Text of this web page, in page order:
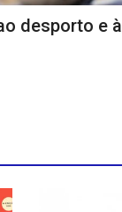
desporto e à